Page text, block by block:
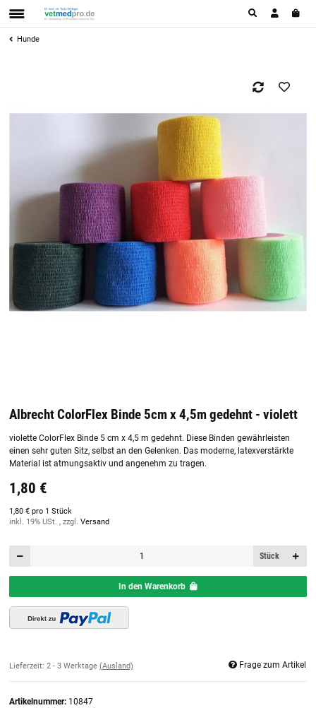
Hunde
Albrecht ColorFlex Binde 5cm x 4,5m gedehnt - violett
violette ColorFlex Binde 5 cm x 4,5 m gedehnt. Diese Binden gewährleisten
einen sehr guten Sitz, selbst an den Gelenken. Das moderne, latexverstärkte
Material ist atmungsaktiv und angenehm zu tragen.
1,80 €
1,80 € pro 1 Stück
inkl. 19% USt. , zzgl. Versand
Stück
In den Warenkorb
Lieferzeit: 2 - 3 Werktage (Ausland) Frage zum Artikel
Artikelnummer: 10847